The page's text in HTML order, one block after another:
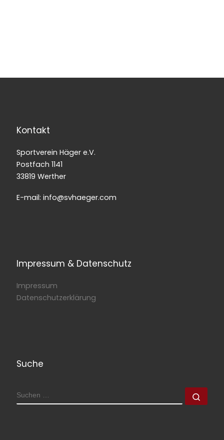
Kontakt
Sportverein Häger e.V.
Postfach 1141
33819 Werther
E-mail: info@svhaeger.com
Impressum & Datenschutz
Impressum
Datenschutzerklärung
Suche
SUCHE